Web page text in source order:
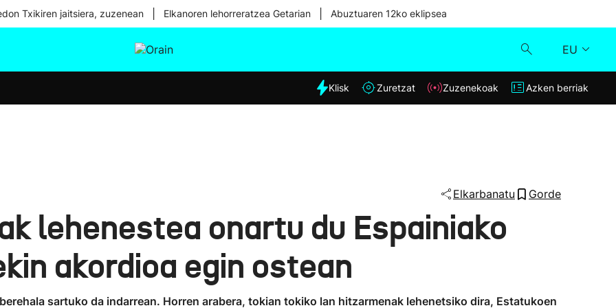
Txikiren jaitsiera, zuzenean Elkanoren lehorreratzea Getarian Abuztuaren 12ko eklipsea
EU
Eguraldia
Klisk
Klisk Zuretzat Zuzenekoak Azken berriak
Elkarbanatu Gorde
lehenestea onartu du Espainiako
akordioa egin ostean
sartuko da indarrean. Horren arabera, tokian tokiko lan hitzarmenak lehenetsiko dira, Estatukoen